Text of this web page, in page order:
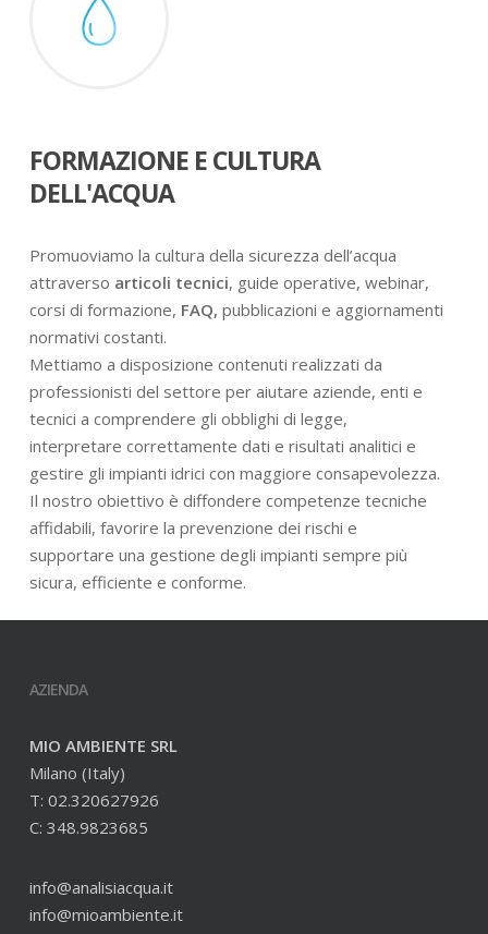
FORMAZIONE E CULTURA
DELL'ACQUA
Promuoviamo la cultura della sicurezza dell’acqua
attraverso articoli tecnici, guide operative, webinar,
corsi di formazione, FAQ, pubblicazioni e aggiornamenti
normativi costanti.
Mettiamo a disposizione contenuti realizzati da
professionisti del settore per aiutare aziende, enti e
tecnici a comprendere gli obblighi di legge,
interpretare correttamente dati e risultati analitici e
gestire gli impianti idrici con maggiore consapevolezza.
Il nostro obiettivo è diffondere competenze tecniche
affidabili, favorire la prevenzione dei rischi e
supportare una gestione degli impianti sempre più
sicura, efficiente e conforme.
AZIENDA
MIO AMBIENTE SRL
Milano (Italy)
T: 02.320627926
C: 348.9823685
info@analisiacqua.it
info@mioambiente.it